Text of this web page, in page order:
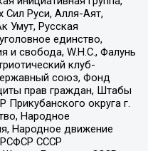
Руси, Алля-Аят,
Умут, Русская
единство,
и свобода, W.H.С., Фалунь
клуб-
союз, Фонд
прав граждан, Штабы
Прикубанского округа г.
Народное
Народное движение
СССР